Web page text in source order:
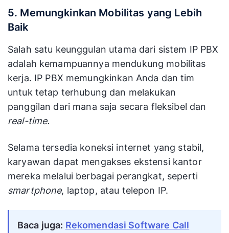
5. Memungkinkan Mobilitas yang Lebih
Baik
Salah satu keunggulan utama dari sistem IP PBX
adalah kemampuannya mendukung mobilitas
kerja. IP PBX memungkinkan Anda dan tim
untuk tetap terhubung dan melakukan
panggilan dari mana saja secara fleksibel dan
real-time.
Selama tersedia koneksi internet yang stabil,
karyawan dapat mengakses ekstensi kantor
mereka melalui berbagai perangkat, seperti
smartphone, laptop, atau telepon IP.
Baca juga: Rekomendasi Software Call